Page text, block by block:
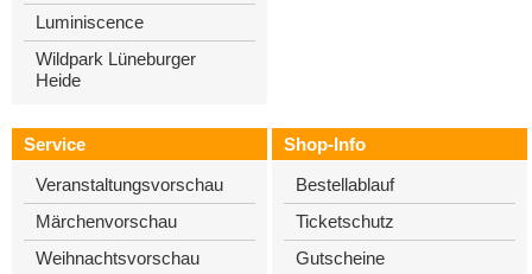
Luminiscence
Wildpark Lüneburger
Heide
Service
Veranstaltungsvorschau
Märchenvorschau
Weihnachtsvorschau
Shop-Info
Bestellablauf
Ticketschutz
Gutscheine